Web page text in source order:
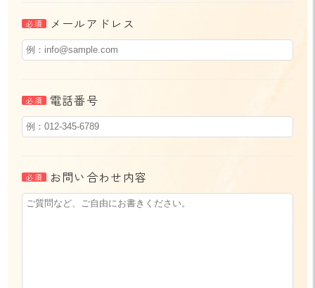
メールアドレス
電話番号
お問い合わせ内容